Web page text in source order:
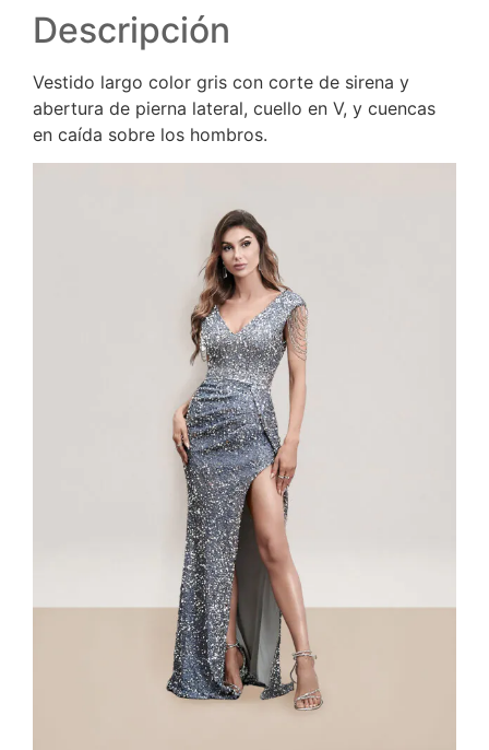
Descripción
Vestido largo color gris con corte de sirena y
abertura de pierna lateral, cuello en V, y cuencas
en caída sobre los hombros.